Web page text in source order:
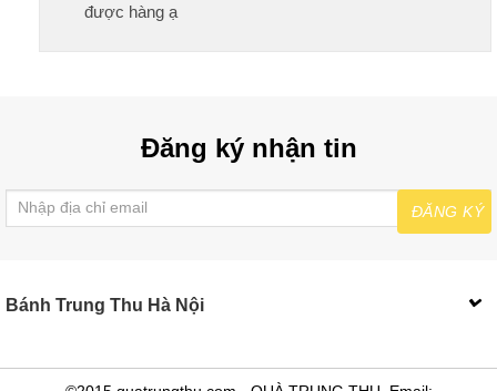
được hàng ạ
Đăng ký nhận tin
ĐĂNG KÝ
Bánh Trung Thu Hà Nội